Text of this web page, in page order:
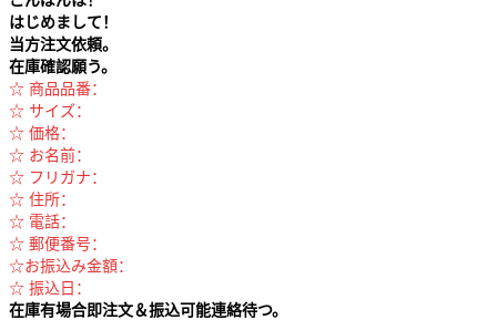
はじめまして！
当方注文依頼。
在庫確認願う。
☆ 商品品番：
☆ サイズ：
☆ 価格：
☆ お名前：
☆ フリガナ：
☆ 住所：
☆ 電話：
☆ 郵便番号：
☆お振込み金額：
☆ 振込日：
在庫有場合即注文＆振込可能連絡待つ。